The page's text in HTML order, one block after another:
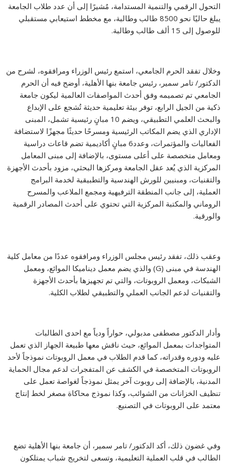
التحول الرقمي والتنمية المستدامة، مُشيرًا إلى أن عدد طلاب الجامعة
يبلغ حاليًا نحو 8500 طالب وطالبة، مع مخطط استيعابي مستقبلي
للوصول إلى 15 ألف طالب وطالبة.
وخلال تفقد الحرم الجامعي، استمع رئيس الوزراء ومرافقوه، لشرح من
الدكتور/ تامر سمير، رئيس جامعة بنها الأهلية، أوضح فيه أن الحرم
الجامعي تم تصميمه وفق أحدث المواصفات العالمية ليكون جامعة
ذكية من الجيل الرابع، توفر بيئة تعليمية حديثة تُشجع على الإبداع
والبحث العلمي التطبيقي، ويضم 10 مبانٍ رئيسية تشمل، المبنى
الإداري الذي يضم المكاتب الرئيسية ومسرحًا حديثًا مجهزًا لاستضافة
الفعاليات والمؤتمرات، وعدد6 مبانٍ أكاديمية تضم قاعات دراسية
ومعامل متخصصة على أعلى مستوى، بالإضافة إلى مبنى المعامل
المركزية الذي يُعد عقل الجامعة ومركزها البحثي، مزود بأحدث الأجهزة
والتقنيات، ومبنيين للورش الهندسية والتطبيقية لخدمة البرامج
العملية، إلى جانب المنطقة الترفيهية ومجمع الملاعب والمسرح
الروماني والمكتبة المركزية التي تحتوي على أحدث المصادر الرقمية
والورقية.
وعقب ذلك، تفقد رئيس مجلس الوزراء ومرافقوه عددًا من معامل كلية
الهندسة في مبنى (G) والذي يضم معمل ديناميكا الموائع، ومعمل
الشبكات، ومعمل الروبوتات، والتي تم تجهيزها بأحدث الأجهزة
والتقنيات لدعم الجانب العملي والتطبيقي لطلاب الكلية.
وأدار الدكتور مصطفى مدبولي، حواراً ودياً مع احدى الطالبات
المتواجدات بمعمل الموائع، حيث ناقش معها طبيعة الجهاز الذي تعمل
عليه ودوره وقدراته، كما قدم الطلاب في معمل الروبوتات نموذجاً لأحد
الروبوتات المتخصصة في الكشف عن المتفجرات لدعم مجال الحماية
المدنية، بالإضافة إلى روبوت آخر يمثل نموذجاً لغواصة تعمل على
تنظيف الخزانات من الشوائب، وكذا نموذج محاكاة مصغر لخط إنتاج
معتمد على الروبوتات في التصنيع.
وفي غضون ذلك، أكد الدكتور/ تامر سمير، أن جامعة بنها الأهلية تضع
الطالب في قلب العملية التعليمية، وتسعى لتخريج شباب يمتلكون